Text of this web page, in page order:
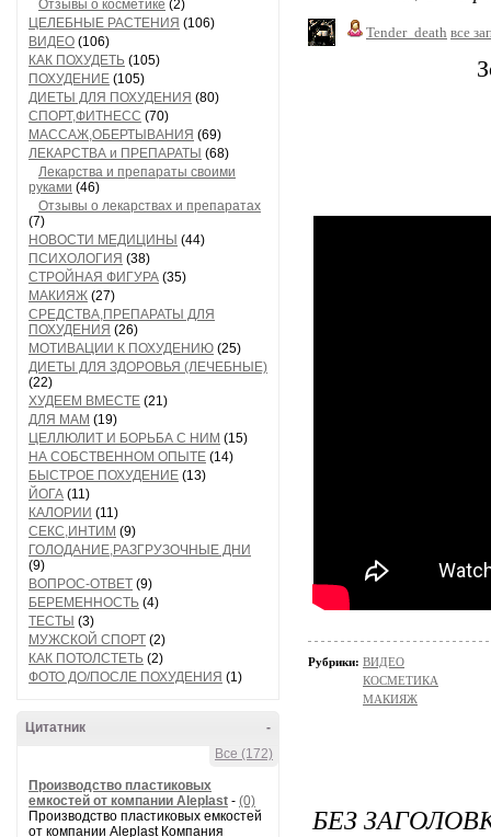
Отзывы о косметике (2)
ЦЕЛЕБНЫЕ РАСТЕНИЯ (106)
ВИДЕО (106)
КАК ПОХУДЕТЬ (105)
ПОХУДЕНИЕ (105)
ДИЕТЫ ДЛЯ ПОХУДЕНИЯ (80)
СПОРТ,ФИТНЕСС (70)
МАССАЖ,ОБЕРТЫВАНИЯ (69)
ЛЕКАРСТВА и ПРЕПАРАТЫ (68)
Лекарства и препараты своими
руками (46)
Отзывы о лекарствах и препаратах
(7)
НОВОСТИ МЕДИЦИНЫ (44)
ПСИХОЛОГИЯ (38)
СТРОЙНАЯ ФИГУРА (35)
МАКИЯЖ (27)
СРЕДСТВА,ПРЕПАРАТЫ ДЛЯ
ПОХУДЕНИЯ (26)
МОТИВАЦИИ К ПОХУДЕНИЮ (25)
ДИЕТЫ ДЛЯ ЗДОРОВЬЯ (ЛЕЧЕБНЫЕ)
(22)
ХУДЕЕМ ВМЕСТЕ (21)
ДЛЯ МАМ (19)
ЦЕЛЛЮЛИТ И БОРЬБА С НИМ (15)
НА СОБСТВЕННОМ ОПЫТЕ (14)
БЫСТРОЕ ПОХУДЕНИЕ (13)
ЙОГА (11)
КАЛОРИИ (11)
СЕКС,ИНТИМ (9)
ГОЛОДАНИЕ,РАЗГРУЗОЧНЫЕ ДНИ
(9)
ВОПРОС-ОТВЕТ (9)
БЕРЕМЕННОСТЬ (4)
ТЕСТЫ (3)
МУЖСКОЙ СПОРТ (2)
КАК ПОТОЛСТЕТЬ (2)
ФОТО ДО/ПОСЛЕ ПОХУДЕНИЯ (1)
-
Цитатник
Все (172)
Производство пластиковых
емкостей от компании Aleplast - (0)
Производство пластиковых емкостей
от компании Aleplast Компания
Tender_death все
Рубрики: ВИДЕО
КОСМЕТИКА
МАКИЯЖ
БЕЗ